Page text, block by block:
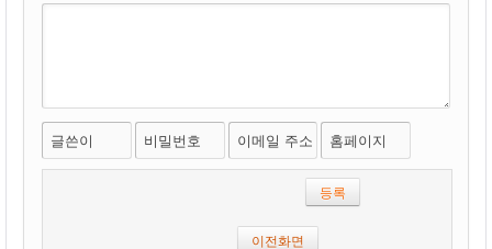
글쓴이 비밀번호 이메일 주소 홈페이지
이전화면